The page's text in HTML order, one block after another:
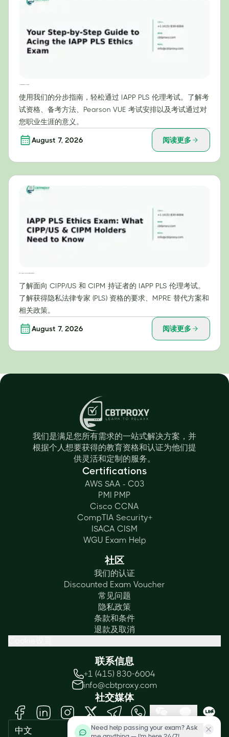
使用我们的分步指南，轻松通过 IAPP PLS 伦理考试。了解考
试资格、备考方法、Pearson VUE 考试安排以及考试通过对
您职业生涯的意义。
August 7, 2026 阅读更多
了解面向 CIPP/US 和 CIPM 持证者的 IAPP PLS 伦理考试。
了解获得隐私法律专家 (PLS) 资格的要求、MPRE 替代方案和
相关政策。
August 7, 2026 阅读更多
我们是满足您所有需求的一站式解决方案，并
根据个人想要获得的教育资格和认证为他们提
供灵活和定制的服务。
Certifications
AWS SAA - C03
PMI PMP
Cisco CCNA
CompTIA Security+
ISACA CISM
WGU Exam Help
社区
我们的认证
Discounted Exam Voucher
常见问题
隐私政策
条款和条件
退款及取消
联系信息
+1 (415) 830-6004
info@cbtproxy.com
社交媒体
中文
Need help passing your exam? Ask